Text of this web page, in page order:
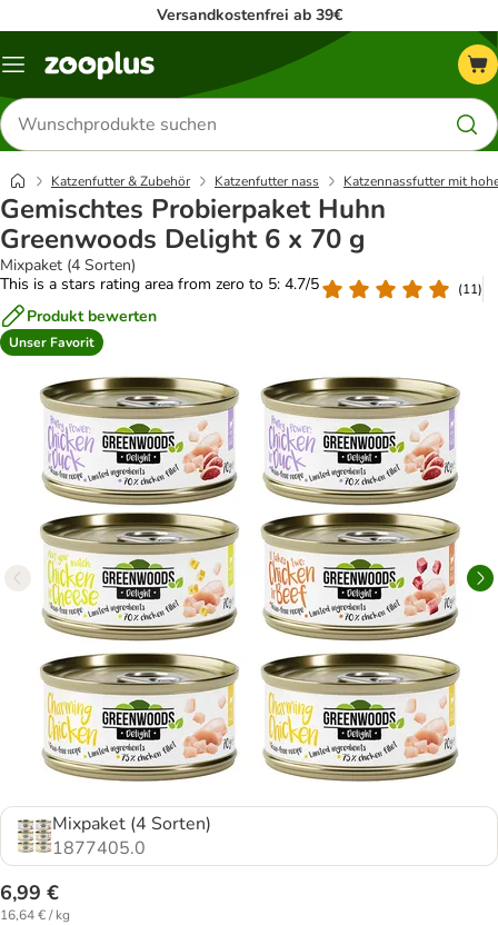
Versandkostenfrei ab 39€
Menü
Produkte
suchen
Katzenfutter & Zubehör Katzenfutter nass Katzennassfutter mit
Gemischtes Probierpaket Huhn
Greenwoods Delight 6 x 70 g
Mixpaket (4 Sorten)
This is a stars rating area from zero to 5: 4.7/5
(11)
Produkt bewerten
Unser Favorit
Mixpaket (4 Sorten)
1877405.0
6,99 €
16,64 € / kg